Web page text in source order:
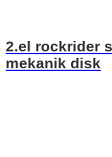
2.el rockrider
mekanik disk